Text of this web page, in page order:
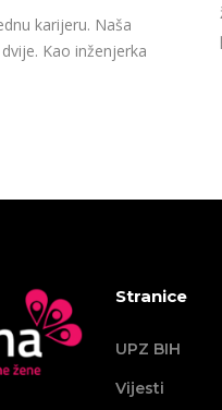
karijeru. Naša
Kao inženjerka
Stranice
UPZ BIH
Vijesti